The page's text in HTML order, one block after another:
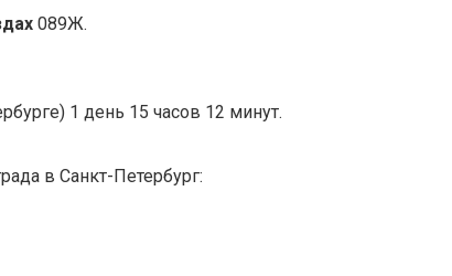
089Ж.
1 день 15 часов 12 минут.
в Санкт-Петербург: